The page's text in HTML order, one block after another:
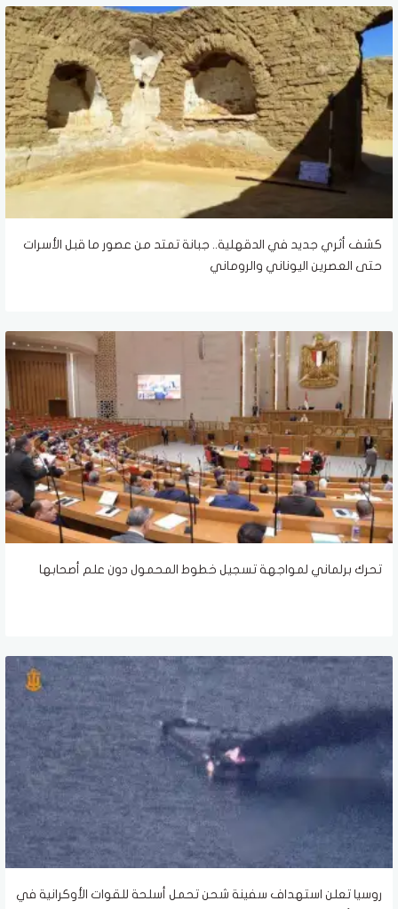
كشف أثري جديد في الدقهلية.. جبانة تمتد من عصور ما قبل الأسرات
حتى العصرين اليوناني والروماني
تحرك برلماني لمواجهة تسجيل خطوط المحمول دون علم أصحابها
روسيا تعلن استهداف سفينة شحن تحمل أسلحة للقوات الأوكرانية في